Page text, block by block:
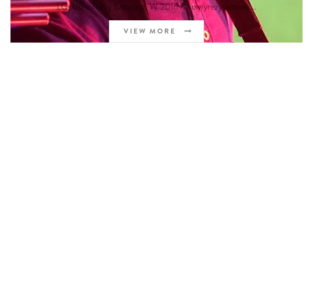
LG, Ubisoft czy Samsung. W 2016 roku wyreżyserowali...
VIEW MORE